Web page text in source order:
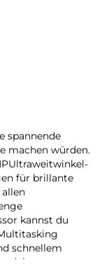
spannende
machen würden.
für brillante
kannst du
schnellem
deine